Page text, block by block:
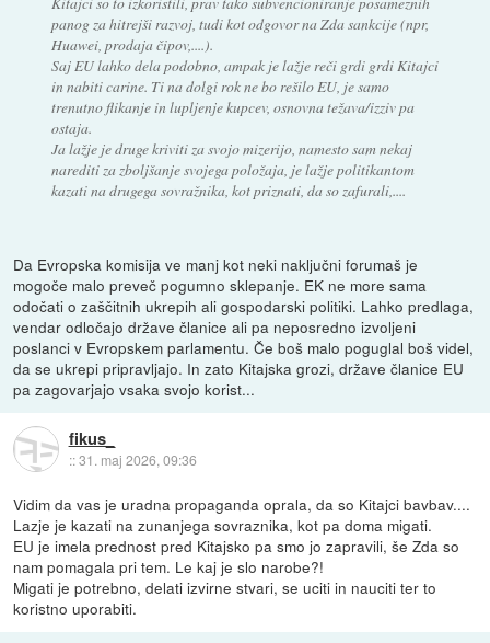
panog za hitrejši razvoj, tudi kot odgovor na Zda sankcije (npr,
Huawei, prodaja čipov,....).
Saj EU lahko dela podobno, ampak je lažje reči grdi grdi Kitajci
in nabiti carine. Ti na dolgi rok ne bo rešilo EU, je samo
trenutno flikanje in lupljenje kupcev, osnovna težava/izziv pa
ostaja.
Ja lažje je druge kriviti za svojo mizerijo, namesto sam nekaj
narediti za zboljšanje svojega položaja, je lažje politikantom
kazati na drugega sovražnika, kot priznati, da so zafurali,....
Da Evropska komisija ve manj kot neki naključni forumaš je
mogoče malo preveč pogumno sklepanje. EK ne more sama
odočati o zaščitnih ukrepih ali gospodarski politiki. Lahko predlaga,
vendar odločajo države članice ali pa neposredno izvoljeni
poslanci v Evropskem parlamentu. Če boš malo poguglal boš videl,
da se ukrepi pripravljajo. In zato Kitajska grozi, države članice EU
pa zagovarjajo vsaka svojo korist...
fikus_
::31. maj 2026, 09:36
Vidim da vas je uradna propaganda oprala, da so Kitajci bavbav....
Lazje je kazati na zunanjega sovraznika, kot pa doma migati.
EU je imela prednost pred Kitajsko pa smo jo zapravili, še Zda so
nam pomagala pri tem. Le kaj je slo narobe?!
Migati je potrebno, delati izvirne stvari, se uciti in nauciti ter to
koristno uporabiti.